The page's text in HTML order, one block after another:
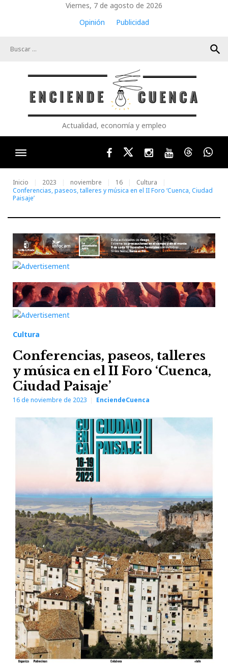
Viernes, 7 de agosto de 2026
Opinión
Publicidad
search
Actualidad, economía y empleo
FacebookTwitterInstagram
YoutubeThreads
Inicio 2023 noviembre 16
Cultura
Conferencias, paseos, talleres y música en el II Foro ‘Cuenca, Ciudad
Paisaje’
Cultura
Conferencias, paseos, talleres
y música en el II Foro ‘Cuenca,
Ciudad Paisaje’
16 de noviembre de 2023 EnciendeCuenca